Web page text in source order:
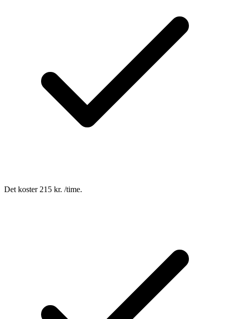
Det koster 215 kr. /time.